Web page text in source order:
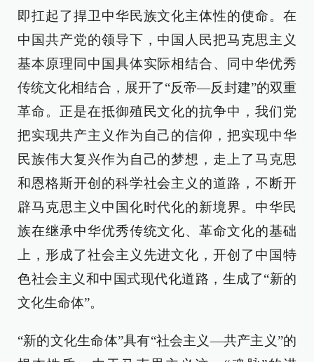
即扛起了捍卫中华民族文化主体性的使命。在
中国共产党的领导下，中国人民把马克思主义
基本原理同中国具体实际相结合、同中华优秀
传统文化相结合，展开了“反帝—反封建”的双重
革命。正是在抵御殖民文化的抗争中，我们党
把实现共产主义作为自己的信仰，把实现中华
民族伟大复兴作为自己的梦想，走上了马克思
和恩格斯开创的科学社会主义的道路，不断开
辟马克思主义中国化时代化的新境界。中华民
族在继承中华优秀传统文化、革命文化的基础
上，形成了社会主义先进文化，开创了中国特
色社会主义和中国式现代化道路，生成了“新的
文化生命体”。
“新的文化生命体”具有“社会主义—共产主义”的